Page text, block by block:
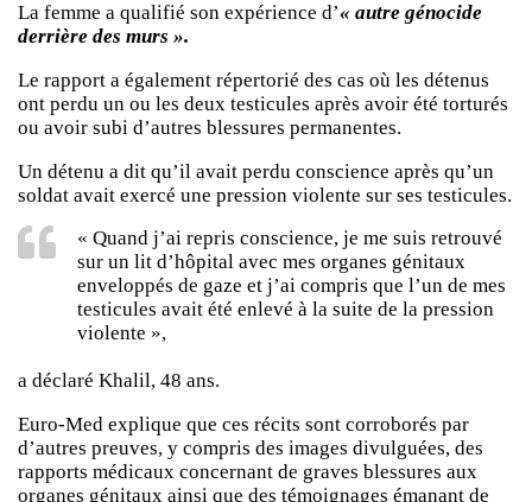
La femme a qualifié son expérience d’« autre génocide
derrière des murs ».
Le rapport a également répertorié des cas où les détenus
ont perdu un ou les deux testicules après avoir été torturés
ou avoir subi d’autres blessures permanentes.
Un détenu a dit qu’il avait perdu conscience après qu’un
soldat avait exercé une pression violente sur ses testicules.
« Quand j’ai repris conscience, je me suis retrouvé
sur un lit d’hôpital avec mes organes génitaux
enveloppés de gaze et j’ai compris que l’un de mes
testicules avait été enlevé à la suite de la pression
violente »,
a déclaré Khalil, 48 ans.
Euro-Med explique que ces récits sont corroborés par
d’autres preuves, y compris des images divulguées, des
rapports médicaux concernant de graves blessures aux
organes génitaux ainsi que des témoignages émanant de